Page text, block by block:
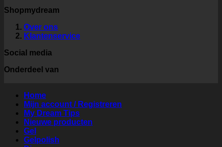
Shopmydream
Over ons
Klantenservice
Social media
Onderdeel van
Home
Mijn account / Registreren
My Dream Tips
Nieuwe producten
Gel
Gelpolish